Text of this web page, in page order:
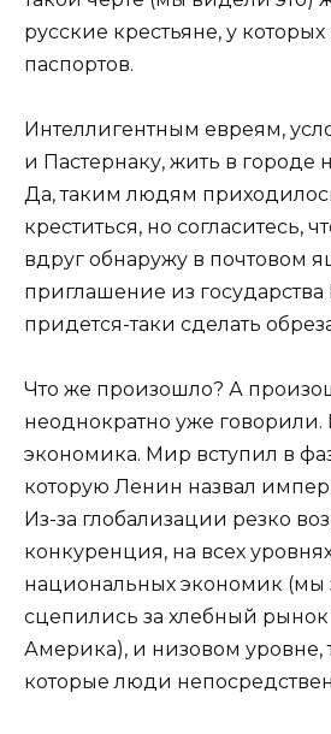
русские крестьяне, у
паспортов.
Интеллигентным евреям,
и Пастернаку, жить в городе
Да, таким людям
креститься, но согласитесь,
вдруг обнаружу в почтовом
приглашение из государства
придется-таки сделать
Что же произошло? А
неоднократно уже говорили.
экономика. Мир вступил в
которую Ленин назвал
Из-за глобализации резко
конкуренция, на всех
национальных экономик (мы
сцепились за хлебный
Америка), и низовом уровне,
которые люди